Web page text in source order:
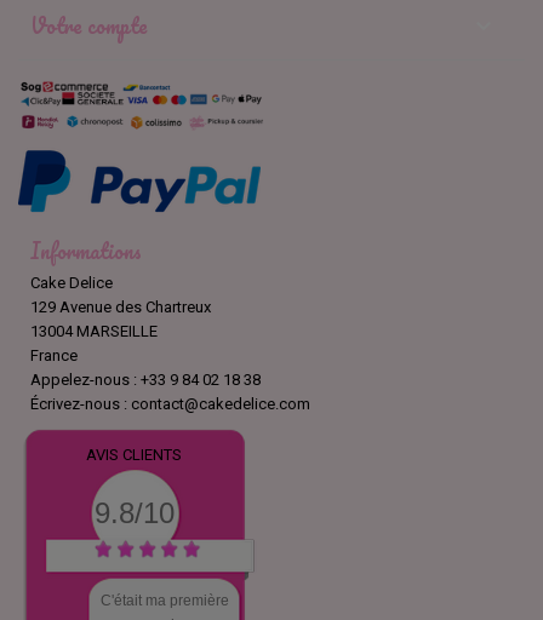
Votre compte
Informations
Cake Delice
129 Avenue des Chartreux
13004 MARSEILLE
France
Appelez-nous : +33 9 84 02 18 38
Écrivez-nous : contact@cakedelice.com
AVIS CLIENTS
9.8/10
C'était ma première